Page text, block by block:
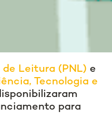
Leitura (PNL) e
Tecnologia e
para